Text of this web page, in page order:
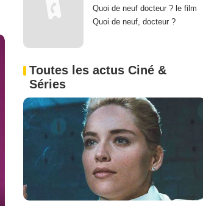
Quoi de neuf docteur ? le film
Quoi de neuf, docteur ?
Toutes les actus Ciné &
Séries